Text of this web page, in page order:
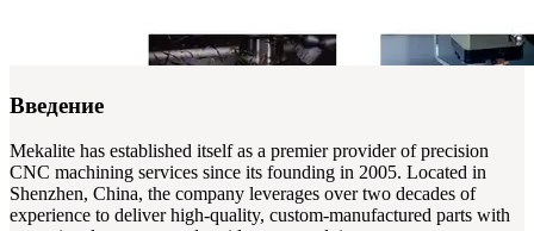
Введение
Mekalite has established itself as a premier provider of precision
CNC machining services since its founding in 2005. Located in
Shenzhen, China, the company leverages over two decades of
experience to deliver high-quality, custom-manufactured parts with